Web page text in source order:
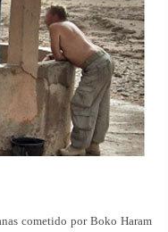
cometido por Boko Haram